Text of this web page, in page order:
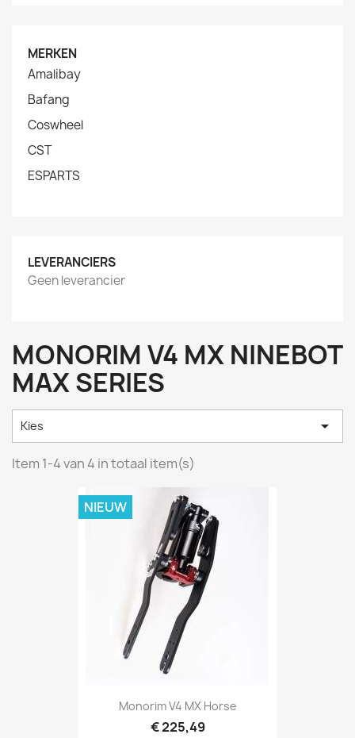
MERKEN
Amalibay
Bafang
Coswheel
CST
ESPARTS
LEVERANCIERS
Geen leverancier
MONORIM V4 MX NINEBOT
MAX SERIES
Kies 
Item 1-4 van 4 in totaal item(s)
Monorim V4 MX Horse
€ 225,49
NIEUW